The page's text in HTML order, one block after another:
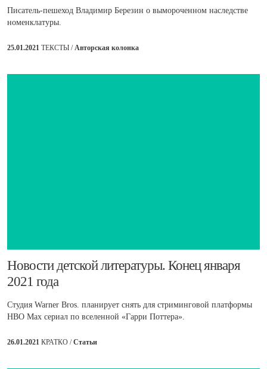
Писатель-пешеход Владимир Березин о вымороченном наследстве
номенклатуры.
25.01.2021 ТЕКСТЫ /Авторская колонка
​Новости детской литературы. Конец января
2021 года
Студия Warner Bros. планирует снять для стриминговой платформы
НВО Мах сериал по вселенной «Гарри Поттера».
26.01.2021 КРАТКО /Статьи